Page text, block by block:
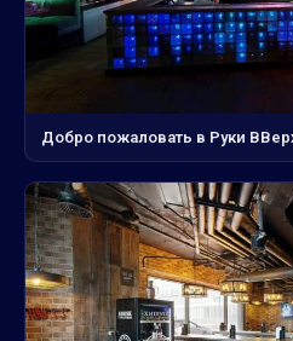
Добро пожаловать в Руки